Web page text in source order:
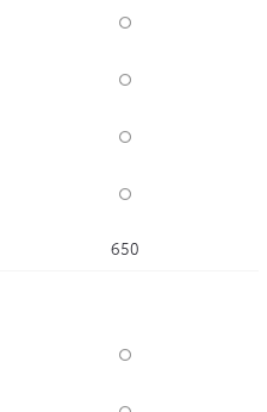
650